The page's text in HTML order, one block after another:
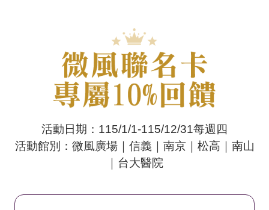
活動日期：115/1/1-115/12/31每週四
活動館別：微風廣場｜信義｜南京｜松高｜南山
｜台大醫院